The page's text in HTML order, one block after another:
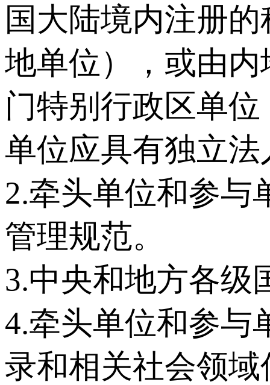
国大陆境内注册
地单位），或由
门特别行政区单
单位应具有独立
2.牵头单位和参与
管理规范。
3.中央和地方各级
4.牵头单位和参与
录和相关社会领